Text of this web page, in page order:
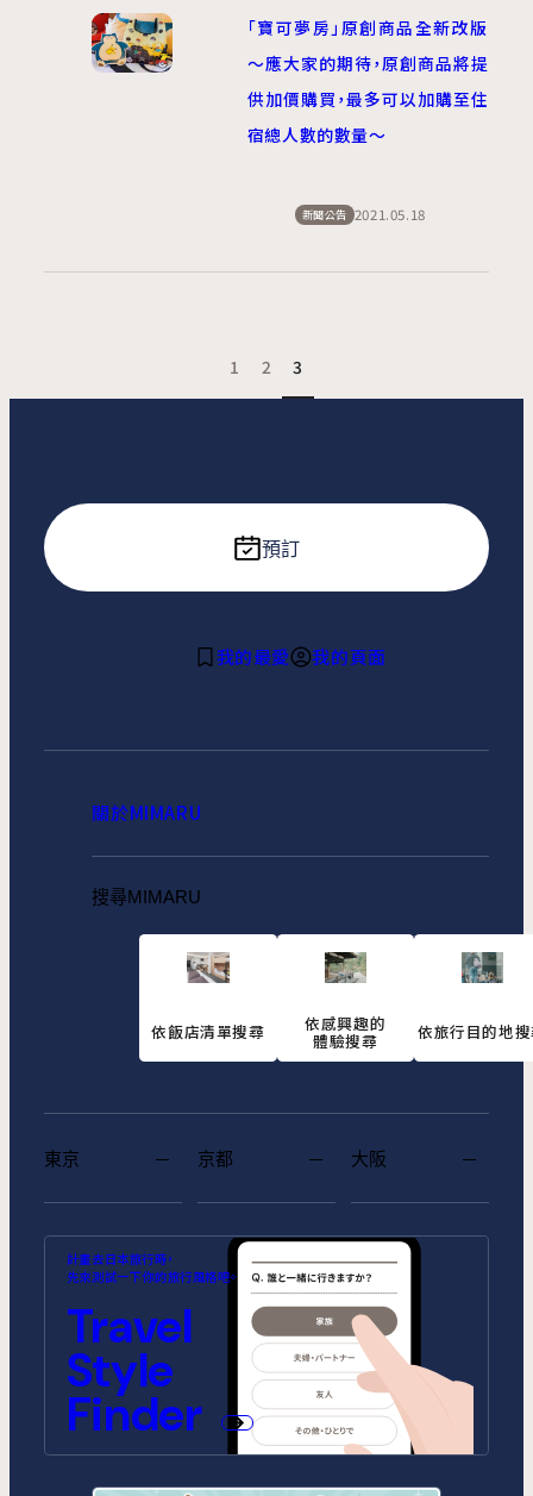
「寶可夢房」原創商品全新改版
～應大家的期待，原創商品將提
供加價購買，最多可以加購至住
宿總人數的數量～
新聞公告 2021.05.18
1 2 3
預訂
我的最愛 我的頁面
關於MIMARU
搜尋MIMARU
依飯店清單搜尋 依感興趣的
體驗搜尋 依旅行目的地
東京
MIMARU SUITES 東京浅草
MIMARU東京 池袋
MIMARU SUITES 東京日本橋
MIMARU東京 錦糸町
MIMARU東京 STATION EAST
MIMARU東京 赤坂
MIMARU東京 上野稲荷町
MIMARU東京 上野NORTH
MIMARU東京 上野EAST
MIMARU東京 上野御徒町
MIMARU東京 新宿WEST
MIMARU東京 日本橋水天宮前
MIMARU東京 八丁堀
京都
MIMARU SUITES 京都
CENTRAL
MIMARU京都 河原町五条
MIMARU京都 STATION
MIMARU京都 新町三条
MIMARU京都 四条WEST(旧
MIMARU京都 西洞院高辻)
MIMARU京都 二条城
MIMARU SUITES 京都四条
大阪
MIMARU大阪 難波STATION
ANNEX (將於2026年10月1日開
MIMARU大阪 心斎橋CENTRAL
(將於2026年9月1日開幕)
MIMARU大阪 心斎橋NORTH
MIMARU大阪 心斎橋EAST
MIMARU大阪 難波STATION
MIMARU大阪 心斎橋WEST
MIMARU大阪 難波NORTH
計畫去日本旅行時，
先來測試一下你的旅行風格吧。
Travel
Style
Finder